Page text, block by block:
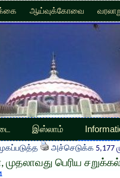
ஆய்வுக்கோவை
இஸ்லாம்
அச்செடுக்க 5,177
பெரிய